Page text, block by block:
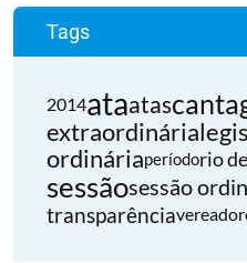
Tags
2014ataatas
extraordinária
ordináriaperíodorio
sessãosessão
transparência